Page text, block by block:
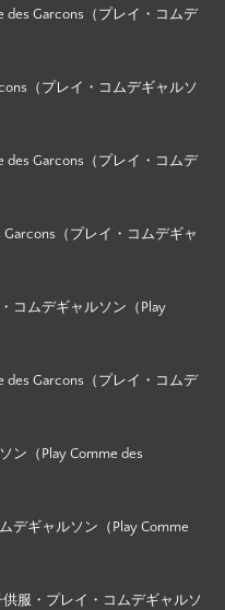
des Garcons（プレイ・コムデ
（プレイ・コムデギャルソ
des Garcons（プレイ・コムデ
（プレイ・コムデギャ
コムデギャルソン（Play
des Garcons（プレイ・コムデ
ン（Play Comme des
デギャルソン（Play Comme
供服・プレイ・コムデギャルソ